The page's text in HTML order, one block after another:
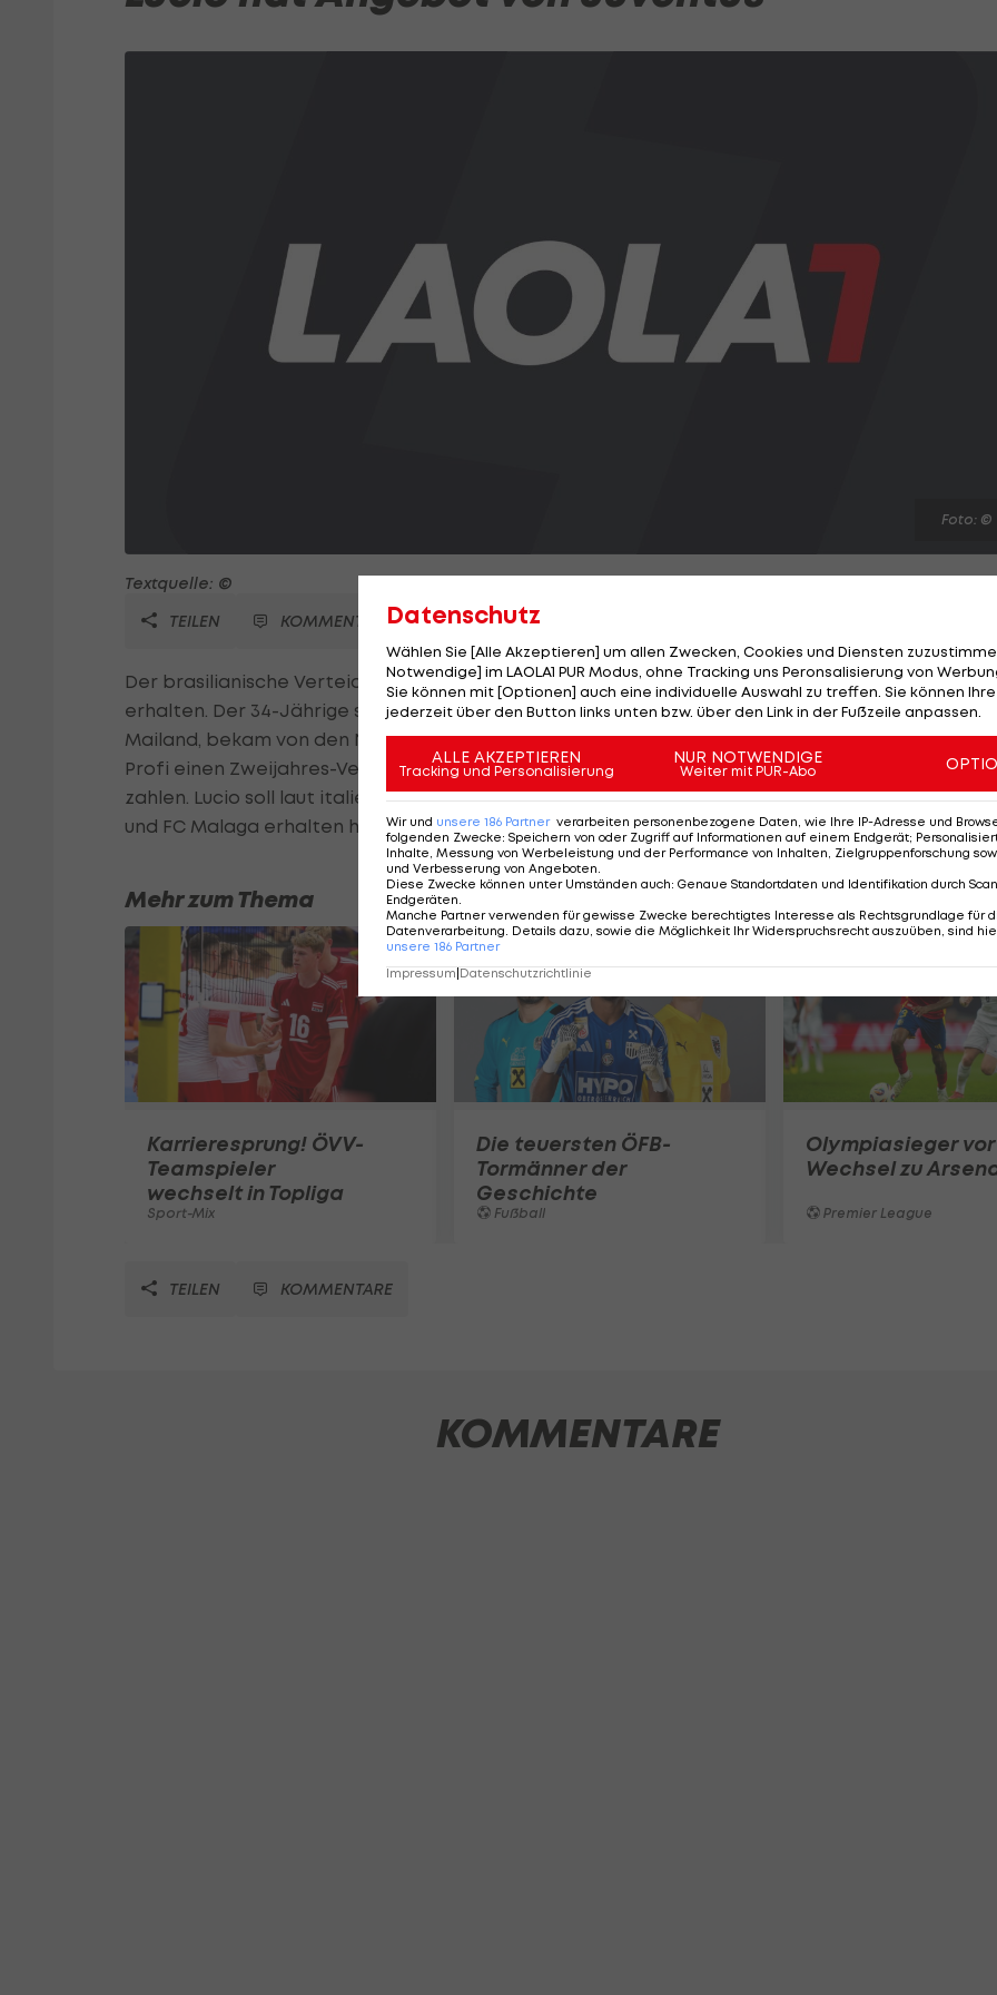
Foto: ©
Textquelle: ©
TEILEN
KOMMENTARE
Der brasilianische Verteidiger Lucio hat ein Angebot vom italienischen Meister Juventus Turin
erhalten. Der 34-Jährige spielte in den vergangenen drei Saisonen bei Ligakonkurrent Inter
Mailand, bekam von den Nerazzuri jedoch die Freigabe. Juventus soll dem ehemaligen Bayern-
Profi einen Zweijahres-Vertrag angeboten haben und ein Jahres-Gehalt von drei Millionen Euro
zahlen. Lucio soll laut italienischen Medienberichten auch Angebote von Fenerbahce Istanbul
und FC Malaga erhalten haben.
Mehr zum Thema
Karrieresprung! ÖVV-
Teamspieler
wechselt in Topliga
Sport-Mix
Die teuersten ÖFB-
Tormänner der
Geschichte
Fußball
Olympiasieger vor
Wechsel zu
Premier League
TEILEN KOMMENTARE
KOMMENTARE
Datenschutz
Wählen Sie [Alle Akzeptieren] um allen Zwecken, Cookies und Diensten
Notwendige] im LAOLA1 PUR Modus, ohne Tracking uns Peronsalisierung von
Sie können mit [Optionen] auch eine individuelle Auswahl zu treffen. Sie können
jederzeit über den Button links unten bzw. über den Link in der Fußzeile anpassen.
ALLE AKZEPTIEREN
Tracking und Personalisierung
NUR NOTWENDIGE
Weiter mit PUR-Abo
Wir und unsere 186 Partner verarbeiten personenbezogene Daten, wie Ihre IP-Adresse und
folgenden Zwecke: Speichern von oder Zugriff auf Informationen auf einem Endgerät;
Inhalte, Messung von Werbeleistung und der Performance von Inhalten, Zielgruppenforschung
und Verbesserung von Angeboten
Diese Zwecke können unter Umständen auch: Genaue Standortdaten und Identifikation durch
Endgeräten
Manche Partner verwenden für gewisse Zwecke berechtigtes Interesse als Rechtsgrundlage für
Datenverarbeitung. Details dazu, sowie die Möglichkeit Ihr Widerspruchsrecht auszuüben, sind
unsere 186 Partner
Impressum|Datenschutzrichtlinie